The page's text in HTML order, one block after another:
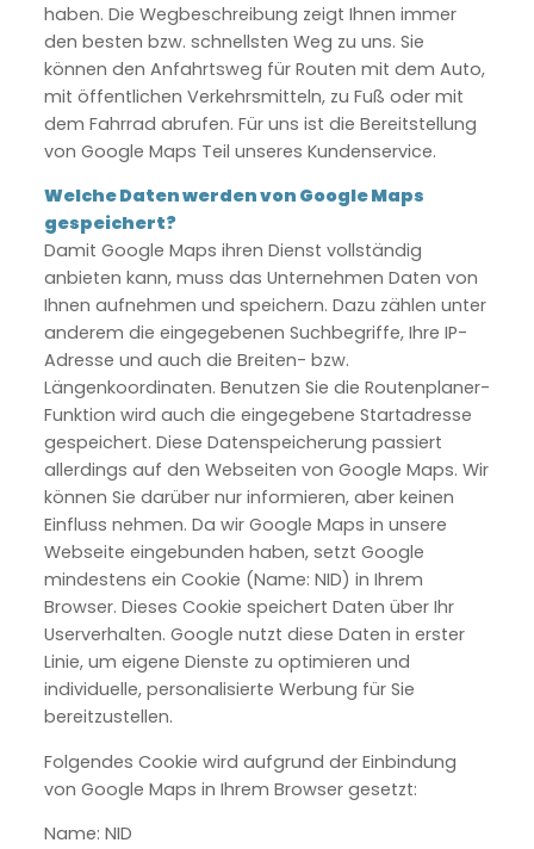
haben. Die Wegbeschreibung zeigt Ihnen immer
den besten bzw. schnellsten Weg zu uns. Sie
können den Anfahrtsweg für Routen mit dem Auto,
mit öffentlichen Verkehrsmitteln, zu Fuß oder mit
dem Fahrrad abrufen. Für uns ist die Bereitstellung
von Google Maps Teil unseres Kundenservice.
Welche Daten werden von Google Maps
gespeichert?
Damit Google Maps ihren Dienst vollständig
anbieten kann, muss das Unternehmen Daten von
Ihnen aufnehmen und speichern. Dazu zählen unter
anderem die eingegebenen Suchbegriffe, Ihre IP-
Adresse und auch die Breiten- bzw.
Längenkoordinaten. Benutzen Sie die Routenplaner-
Funktion wird auch die eingegebene Startadresse
gespeichert. Diese Datenspeicherung passiert
allerdings auf den Webseiten von Google Maps. Wir
können Sie darüber nur informieren, aber keinen
Einfluss nehmen. Da wir Google Maps in unsere
Webseite eingebunden haben, setzt Google
mindestens ein Cookie (Name: NID) in Ihrem
Browser. Dieses Cookie speichert Daten über Ihr
Userverhalten. Google nutzt diese Daten in erster
Linie, um eigene Dienste zu optimieren und
individuelle, personalisierte Werbung für Sie
bereitzustellen.
Folgendes Cookie wird aufgrund der Einbindung
von Google Maps in Ihrem Browser gesetzt:
Name: NID